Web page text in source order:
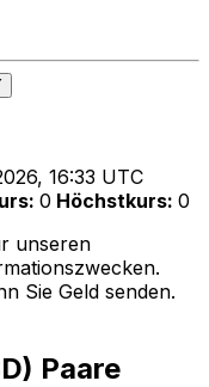
16:33 UTC
: 0 Höchstkurs: 0
unseren
Sie Geld senden.
Paare